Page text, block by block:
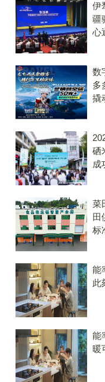
伊
疆
心
数
多
撬
硒
成
菜
田
标
能
此
能
暖